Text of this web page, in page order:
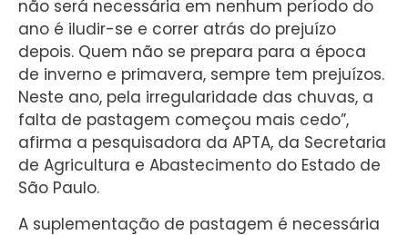
não será necessária em nenhum período do
ano é iludir-se e correr atrás do prejuízo
depois. Quem não se prepara para a época
de inverno e primavera, sempre tem prejuízos.
Neste ano, pela irregularidade das chuvas, a
falta de pastagem começou mais cedo”,
afirma a pesquisadora da APTA, da Secretaria
de Agricultura e Abastecimento do Estado de
São Paulo.
A suplementação de pastagem é necessária